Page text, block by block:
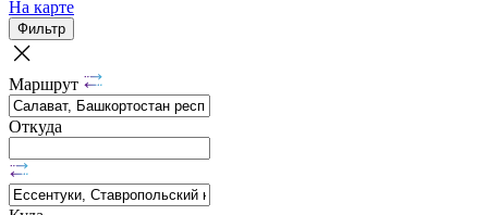
На карте
Фильтр
Маршрут
Откуда